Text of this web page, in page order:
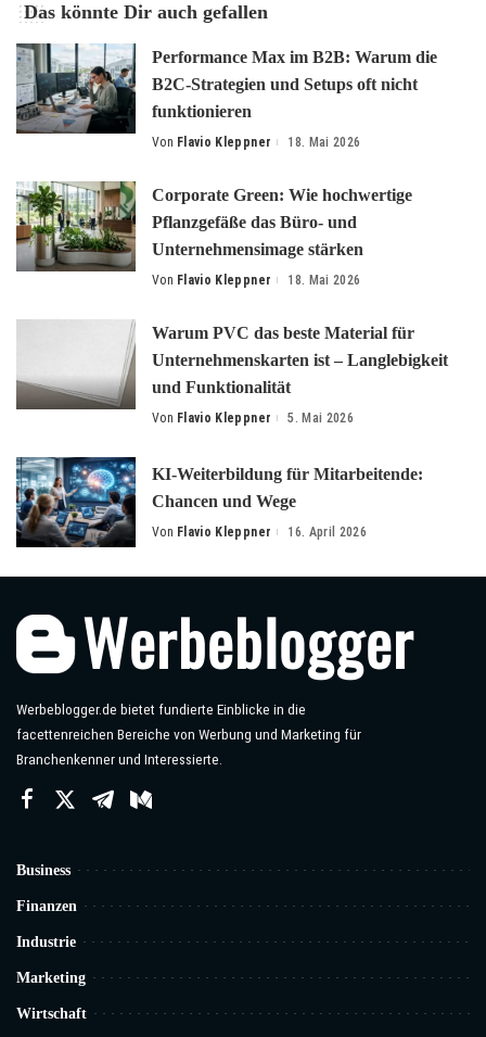
Das könnte Dir auch gefallen
Performance Max im B2B: Warum die
B2C-Strategien und Setups oft nicht
funktionieren
Posted
Von Flavio Kleppner 18. Mai 2026
Corporate Green: Wie hochwertige
Pflanzgefäße das Büro- und
Unternehmensimage stärken
Posted
Von Flavio Kleppner 18. Mai 2026
Warum PVC das beste Material für
Unternehmenskarten ist – Langlebigkeit
und Funktionalität
Posted
Von Flavio Kleppner 5. Mai 2026
KI-Weiterbildung für Mitarbeitende:
Chancen und Wege
Posted
Von Flavio Kleppner 16. April 2026
Werbeblogger.de bietet fundierte Einblicke in die
facettenreichen Bereiche von Werbung und Marketing für
Branchenkenner und Interessierte.
Business
Finanzen
Industrie
Marketing
Wirtschaft